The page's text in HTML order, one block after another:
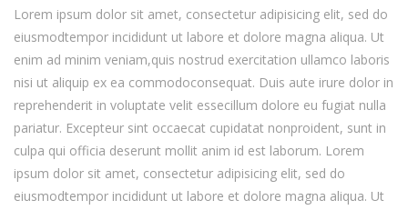
Lorem ipsum dolor sit amet, consectetur adipisicing elit, sed do
eiusmodtempor incididunt ut labore et dolore magna aliqua. Ut
enim ad minim veniam,quis nostrud exercitation ullamco laboris
nisi ut aliquip ex ea commodoconsequat. Duis aute irure dolor in
reprehenderit in voluptate velit essecillum dolore eu fugiat nulla
pariatur. Excepteur sint occaecat cupidatat nonproident, sunt in
culpa qui officia deserunt mollit anim id est laborum. Lorem
ipsum dolor sit amet, consectetur adipisicing elit, sed do
eiusmodtempor incididunt ut labore et dolore magna aliqua. Ut